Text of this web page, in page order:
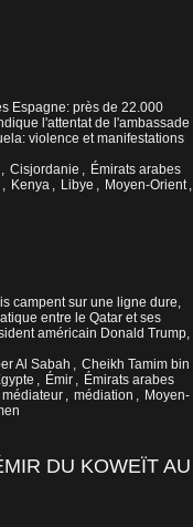
Espagne: près de 22.000
l'attentat de l'ambassade
violence et manifestations
, Cisjordanie , Émirats arabes
, Kenya , Libye , Moyen-Orient ,
campent sur une ligne dure,
entre le Qatar et ses
américain Donald Trump,
Al Sabah , Cheikh Tamim bin
, Émir , Émirats arabes
médiateur , médiation , Moyen-
DU KOWEÏT AU